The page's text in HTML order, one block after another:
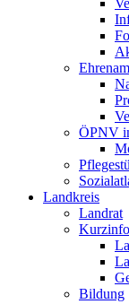
ÖPNV
Landkreis
Landrat
Bildung